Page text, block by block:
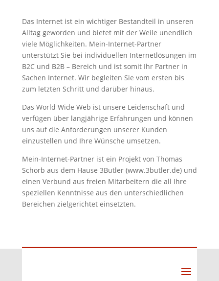
Das Internet ist ein wichtiger Bestandteil in unseren
Alltag geworden und bietet mit der Weile unendlich
viele Möglichkeiten. Mein-Internet-Partner
unterstützt Sie bei individuellen Internetlösungen im
B2C und B2B – Bereich und ist somit Ihr Partner in
Sachen Internet. Wir begleiten Sie vom ersten bis
zum letzten Schritt und darüber hinaus.
Das World Wide Web ist unsere Leidenschaft und
verfügen über langjährige Erfahrungen und können
uns auf die Anforderungen unserer Kunden
einzustellen und Ihre Wünsche umsetzen.
Mein-Internet-Partner ist ein Projekt von Thomas
Schorb aus dem Hause 3Butler (www.3butler.de) und
einen Verbund aus freien Mitarbeitern die all Ihre
speziellen Kenntnisse aus den unterschiedlichen
Bereichen zielgerichtet einsetzten.